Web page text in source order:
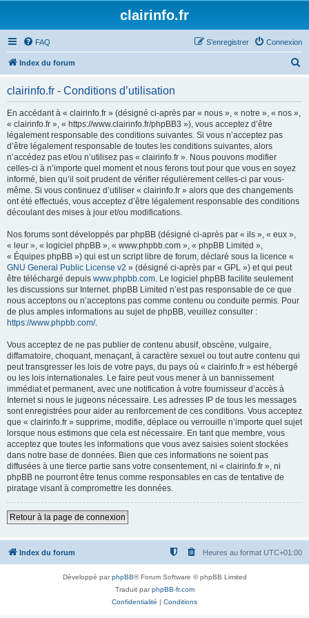
clairinfo.fr
FAQ Connexion
S’enregistrer
Index du forum
clairinfo.fr - Conditions d’utilisation
En accédant à « clairinfo.fr » (désigné ci-après par « nous », « notre », « nos »,
« clairinfo.fr », « https://www.clairinfo.fr/phpBB3 »), vous acceptez d’être
légalement responsable des conditions suivantes. Si vous n’acceptez pas
d’être légalement responsable de toutes les conditions suivantes, alors
n’accédez pas et/ou n’utilisez pas « clairinfo.fr ». Nous pouvons modifier
celles-ci à n’importe quel moment et nous ferons tout pour que vous en soyez
informé, bien qu’il soit prudent de vérifier régulièrement celles-ci par vous-
même. Si vous continuez d’utiliser « clairinfo.fr » alors que des changements
ont été effectués, vous acceptez d’être légalement responsable des conditions
découlant des mises à jour et/ou modifications.
Nos forums sont développés par phpBB (désigné ci-après par « ils », « eux »,
« leur », « logiciel phpBB », « www.phpbb.com », « phpBB Limited »,
« Équipes phpBB ») qui est un script libre de forum, déclaré sous la licence «
GNU General Public License v2 » (désigné ci-après par « GPL ») et qui peut
être téléchargé depuis www.phpbb.com. Le logiciel phpBB facilite seulement
les discussions sur Internet. phpBB Limited n’est pas responsable de ce que
nous acceptons ou n’acceptons pas comme contenu ou conduite permis. Pour
de plus amples informations au sujet de phpBB, veuillez consulter :
https://www.phpbb.com/.
Vous acceptez de ne pas publier de contenu abusif, obscène, vulgaire,
diffamatoire, choquant, menaçant, à caractère sexuel ou tout autre contenu qui
peut transgresser les lois de votre pays, du pays où « clairinfo.fr » est hébergé
ou les lois internationales. Le faire peut vous mener à un bannissement
immédiat et permanent, avec une notification à votre fournisseur d’accès à
Internet si nous le jugeons nécessaire. Les adresses IP de tous les messages
sont enregistrées pour aider au renforcement de ces conditions. Vous acceptez
que « clairinfo.fr » supprime, modifie, déplace ou verrouille n’importe quel sujet
lorsque nous estimons que cela est nécessaire. En tant que membre, vous
acceptez que toutes les informations que vous avez saisies soient stockées
dans notre base de données. Bien que ces informations ne soient pas
diffusées à une tierce partie sans votre consentement, ni « clairinfo.fr », ni
phpBB ne pourront être tenus comme responsables en cas de tentative de
piratage visant à compromettre les données.
Retour à la page de connexion
Index du forum Heures au format UTC+01:00
Développé parphpBB® Forum Software © phpBB Limited
Traduit parphpBB-fr.com
Confidentialité | Conditions